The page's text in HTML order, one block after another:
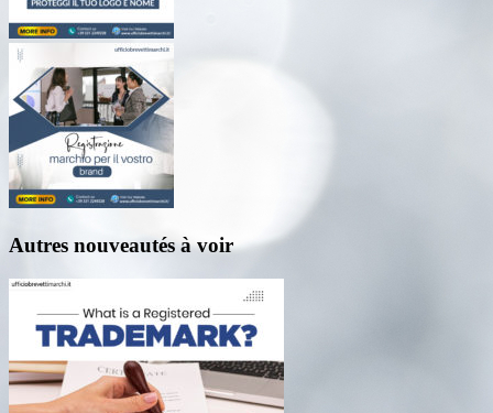
Autres nouveautés à voir